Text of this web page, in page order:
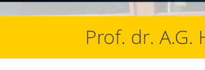
Prof. dr. A.G.